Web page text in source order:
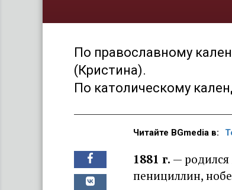
По православному
(Кристина).
По католическому
Читайте BGmedia в:
1881 г. —
пенициллин,